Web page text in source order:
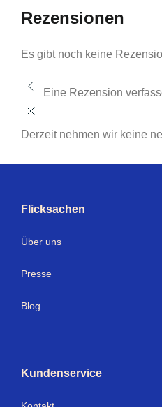
Rezensionen
Es gibt noch keine
Eine Rezension
Derzeit nehmen wir keine
Flicksachen
Über uns
Presse
Blog
Kundenservice